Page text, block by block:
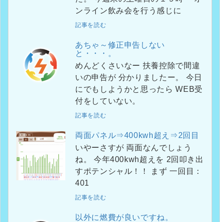
ンライン飲み会を行う感じに
記事を読む
あちゃ～修正申告しない
と・・・。
めんどくさいなー 扶養控除で間違
いの申告が 分かりましたー。 今日
にでもしようかと思ったら WEB受
付をしていない。
記事を読む
両面パネル⇒400kwh超え⇒2回目
いやーさすが 両面なんでしょう
ね。 今年400kwh超えを 2回叩き出
すポテンシャル！！ まず 一回目：
401
記事を読む
以外に燃費が良いですね。